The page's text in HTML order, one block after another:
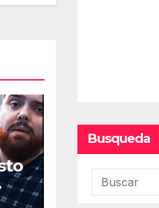
Busqueda